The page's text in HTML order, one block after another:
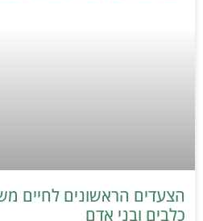
הצעדים הראשונים לחיים
כלבים ובני אדם